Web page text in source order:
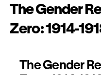
The Gender
Zero: 1914-
The Gender